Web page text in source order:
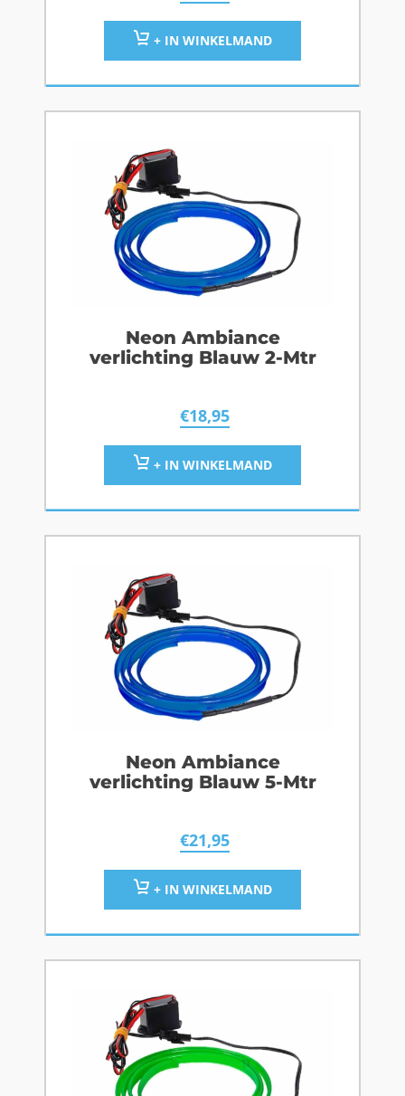
+ IN WINKELMAND
Neon Ambiance
verlichting Blauw 2-Mtr
€18,95
+ IN WINKELMAND
Neon Ambiance
verlichting Blauw 5-Mtr
€21,95
+ IN WINKELMAND